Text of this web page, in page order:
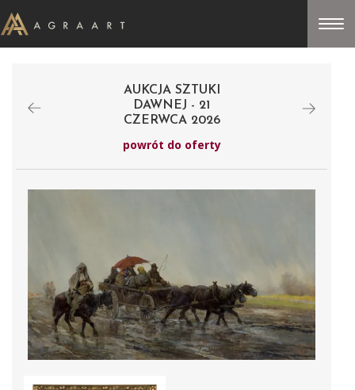
AUKCJA SZTUKI
DAWNEJ - 21
CZERWCA 2026
powrót do oferty